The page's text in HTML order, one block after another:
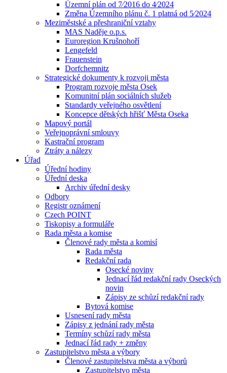
Územní plán od 7⁄2016 do 4⁄2024
Změna Územního plánu č. 1 platná od 5⁄2024
Meziměstské a přeshraniční vztahy
MAS Naděje o.p.s.
Euroregion Krušnohoří
Lengefeld
Frauenstein
Dorfchemnitz
Strategické dokumenty k rozvoji města
Program rozvoje města Osek
Komunitní plán sociálních služeb
Standardy veřejného osvětlení
Koncepce dětských hřišť Města Oseka
Mapový portál
Veřejnoprávní smlouvy
Kastrační program
Ztráty a nálezy
Úřad
Úřední hodiny
Úřední deska
Archiv úřední desky
Odbory
Registr oznámení
Czech POINT
Tiskopisy a formuláře
Rada města a komise
Členové rady města a komisí
Rada města
Redakční rada
Osecké noviny
Jednací řád redakční rady Oseckých
novin
Zápisy ze schůzí redakční rady
Bytová komise
Usnesení rady města
Zápisy z jednání rady města
Termíny schůzí rady města
Jednací řád rady + změny
Zastupitelstvo města a výbory
Členové zastupitelstva města a výborů
Zastupitelstvo města